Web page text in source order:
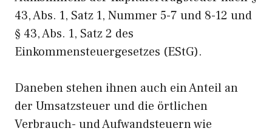
43, Abs. 1, Satz 1, Nummer 5-7 und 8-12 und
§ 43, Abs. 1, Satz 2 des
Einkommensteuergesetzes (EStG).
Daneben stehen ihnen auch ein Anteil an
der Umsatzsteuer und die örtlichen
Verbrauch- und Aufwandsteuern wie